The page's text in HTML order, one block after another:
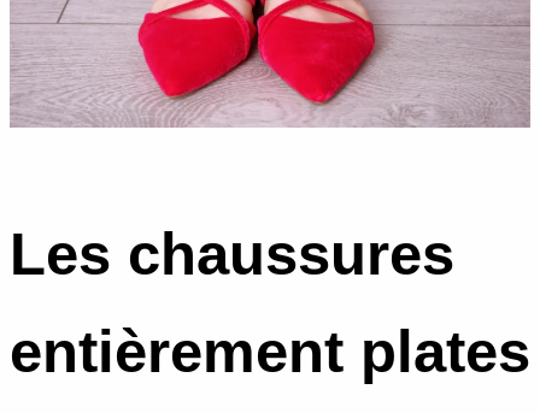
Les chaussures
entièrement plates